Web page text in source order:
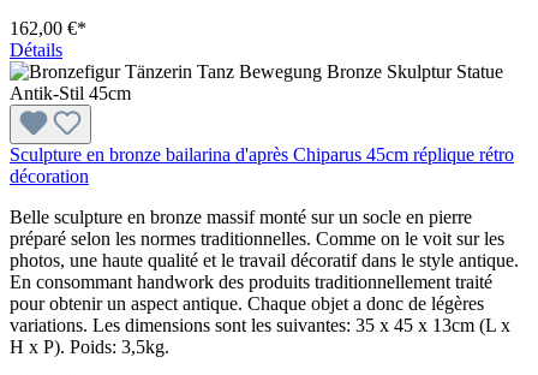
162,00 €*
Détails
Sculpture en bronze bailarina d'après Chiparus 45cm réplique rétro
décoration
Belle sculpture en bronze massif monté sur un socle en pierre
préparé selon les normes traditionnelles. Comme on le voit sur les
photos, une haute qualité et le travail décoratif dans le style antique.
En consommant handwork des produits traditionnellement traité
pour obtenir un aspect antique. Chaque objet a donc de légères
variations. Les dimensions sont les suivantes: 35 x 45 x 13cm (L x
H x P). Poids: 3,5kg.